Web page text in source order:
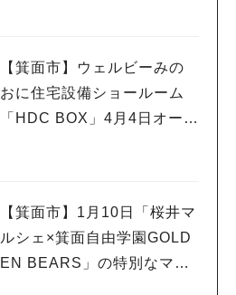
【箕面市】ウェルビーみの
おに住宅設備ショールーム
「HDC BOX」4月4日オープ
【箕面市】1月10日「桜井マ
ルシェ×箕面自由学園GOLD
EN BEARS」の特別なマル